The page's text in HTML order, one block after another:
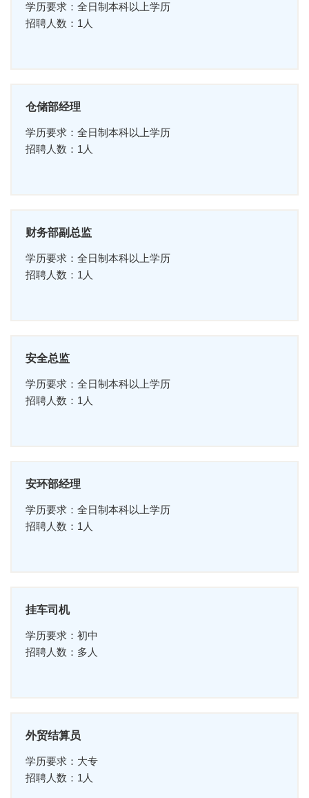
学历要求：全日制本科以上学历
招聘人数：1人
仓储部经理
学历要求：全日制本科以上学历
招聘人数：1人
财务部副总监
学历要求：全日制本科以上学历
招聘人数：1人
安全总监
学历要求：全日制本科以上学历
招聘人数：1人
安环部经理
学历要求：全日制本科以上学历
招聘人数：1人
挂车司机
学历要求：初中
招聘人数：多人
外贸结算员
学历要求：大专
招聘人数：1人